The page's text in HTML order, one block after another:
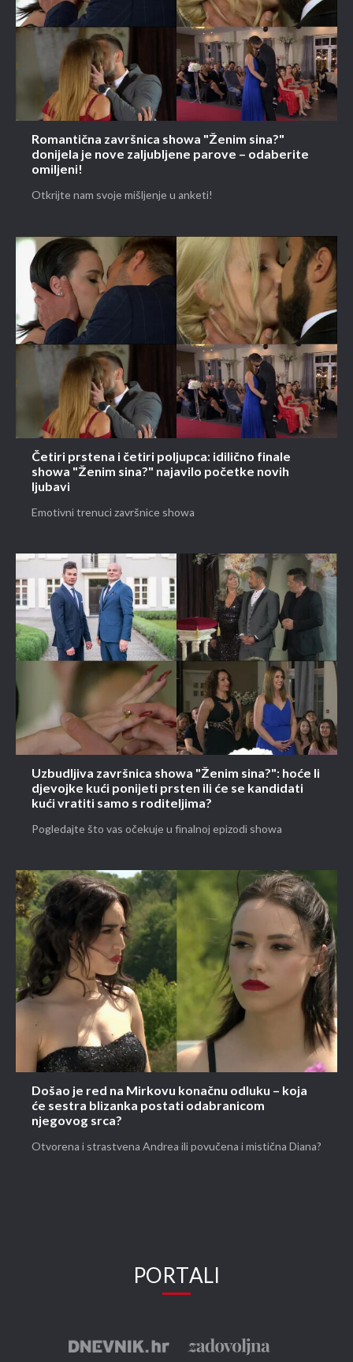
Romantična završnica showa "Ženim sina?"
donijela je nove zaljubljene parove – odaberite
omiljeni!
Otkrijte nam svoje mišljenje u anketi!
Četiri prstena i četiri poljupca: idilično finale
showa "Ženim sina?" najavilo početke novih
ljubavi
Emotivni trenuci završnice showa
Uzbudljiva završnica showa "Ženim sina?": hoće li
djevojke kući ponijeti prsten ili će se kandidati
kući vratiti samo s roditeljima?
Pogledajte što vas očekuje u finalnoj epizodi showa
Došao je red na Mirkovu konačnu odluku – koja
će sestra blizanka postati odabranicom
njegovog srca?
Otvorena i strastvena Andrea ili povučena i mistična Diana?
PORTALI